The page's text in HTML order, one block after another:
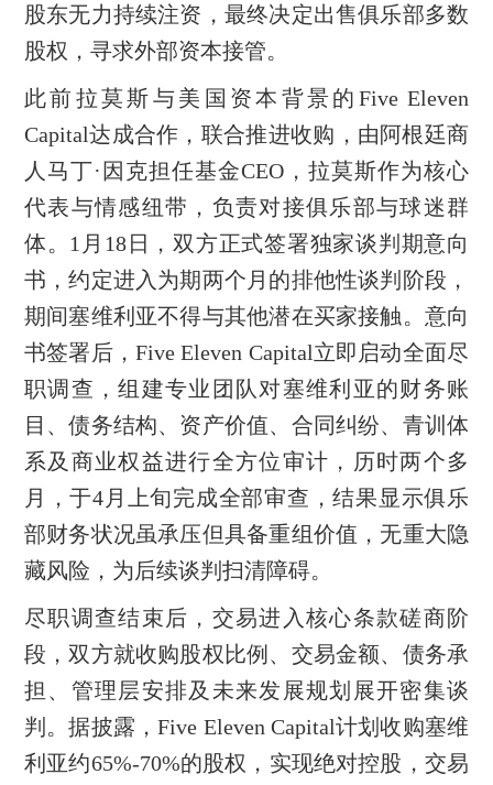
股东无力持续注资，最终决定出售俱乐部多数
股权，寻求外部资本接管。
此前拉莫斯与美国资本背景的Five Eleven
Capital达成合作，联合推进收购，由阿根廷商
人马丁·因克担任基金CEO，拉莫斯作为核心
代表与情感纽带，负责对接俱乐部与球迷群
体。1月18日，双方正式签署独家谈判期意向
书，约定进入为期两个月的排他性谈判阶段，
期间塞维利亚不得与其他潜在买家接触。意向
书签署后，Five Eleven Capital立即启动全面尽
职调查，组建专业团队对塞维利亚的财务账
目、债务结构、资产价值、合同纠纷、青训体
系及商业权益进行全方位审计，历时两个多
月，于4月上旬完成全部审查，结果显示俱乐
部财务状况虽承压但具备重组价值，无重大隐
藏风险，为后续谈判扫清障碍。
尽职调查结束后，交易进入核心条款磋商阶
段，双方就收购股权比例、交易金额、债务承
担、管理层安排及未来发展规划展开密集谈
判。据披露，Five Eleven Capital计划收购塞维
利亚约65%-70%的股权，实现绝对控股，交易